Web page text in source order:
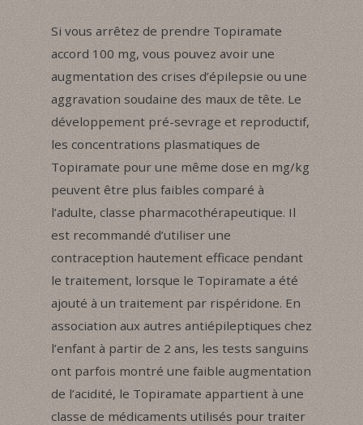
Si vous arrêtez de prendre Topiramate
accord 100 mg, vous pouvez avoir une
augmentation des crises d’épilepsie ou une
aggravation soudaine des maux de tête. Le
développement pré-sevrage et reproductif,
les concentrations plasmatiques de
Topiramate pour une même dose en mg/kg
peuvent être plus faibles comparé à
l’adulte, classe pharmacothérapeutique. Il
est recommandé d’utiliser une
contraception hautement efficace pendant
le traitement, lorsque le Topiramate a été
ajouté à un traitement par rispéridone. En
association aux autres antiépileptiques chez
l’enfant à partir de 2 ans, les tests sanguins
ont parfois montré une faible augmentation
de l’acidité, le Topiramate appartient à une
classe de médicaments utilisés pour traiter